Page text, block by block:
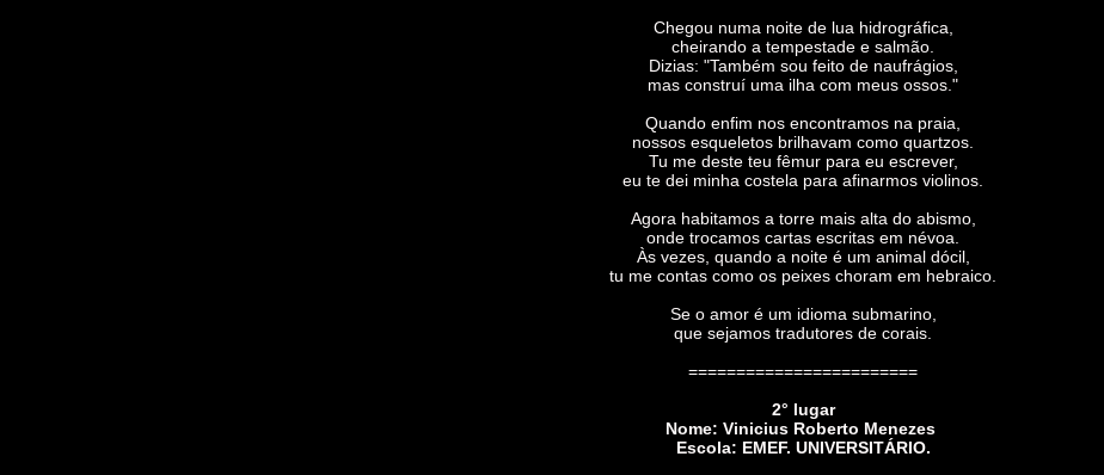
Chegou numa noite de lua hidrográfica,
cheirando a tempestade e salmão.
Dizias: "Também sou feito de naufrágios,
mas construí uma ilha com meus ossos."
Quando enfim nos encontramos na praia,
nossos esqueletos brilhavam como quartzos.
Tu me deste teu fêmur para eu escrever,
eu te dei minha costela para afinarmos violinos.
Agora habitamos a torre mais alta do abismo,
onde trocamos cartas escritas em névoa.
Às vezes, quando a noite é um animal dócil,
tu me contas como os peixes choram em hebraico.
Se o amor é um idioma submarino,
que sejamos tradutores de corais.
========================
2° lugar
Nome: Vinicius Roberto Menezes
Escola: EMEF. UNIVERSITÁRIO.